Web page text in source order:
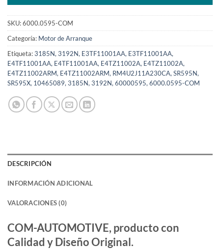
SKU:6000.0595-COM
Categoría: Motor de Arranque
Etiqueta:3185N, 3192N, E3TF11001AA, E3TF11001AA,
E4TF11001AA, E4TF11001AA, E4TZ11002A, E4TZ11002A,
E4TZ11002ARM, E4TZ11002ARM, RM4U2J11A230CA, SR595N,
SR595X, 10465089, 3185N, 3192N, 60000595, 6000.0595-COM
DESCRIPCIÓN
INFORMACIÓN ADICIONAL
VALORACIONES (0)
COM-AUTOMOTIVE, producto con
Calidad y Diseño Original.